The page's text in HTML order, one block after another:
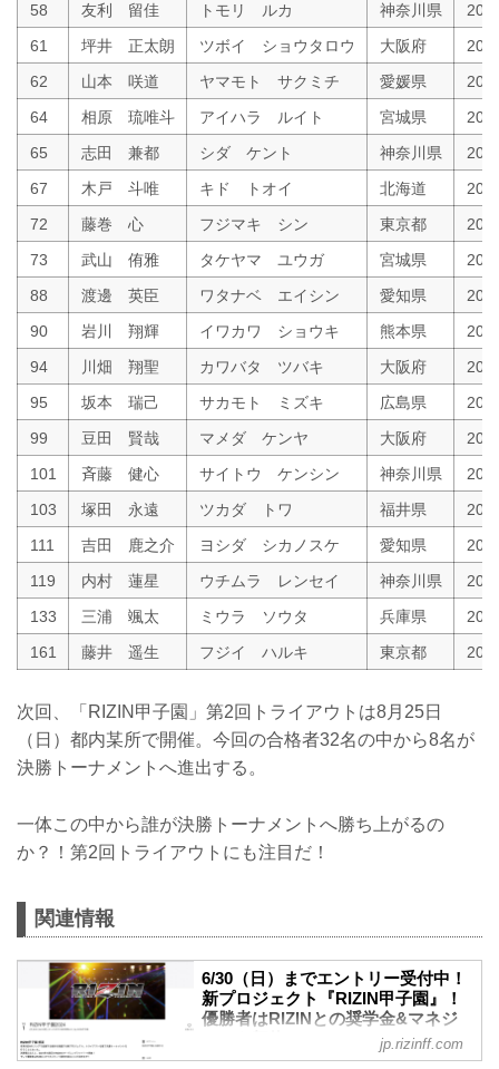
58
友利 留佳 トモリ ルカ 神奈川県
61
坪井 正太朗 ツボイ ショウタロウ 大阪府
62
山本 咲道 ヤマモト サクミチ 愛媛県
64
相原 琉唯斗 アイハラ ルイト 宮城県
65
志田 兼都 シダ ケント 神奈川県
67
木戸 斗唯 キド トオイ 北海道
72
藤巻 心 フジマキ シン 東京都
73
武山 侑雅 タケヤマ ユウガ 宮城県
88
渡邊 英臣 ワタナベ エイシン 愛知県
90
岩川 翔輝 イワカワ ショウキ 熊本県
94
川畑 翔聖 カワバタ ツバキ 大阪府
95
坂本 瑞己 サカモト ミズキ 広島県
99
豆田 賢哉 マメダ ケンヤ 大阪府
101
斉藤 健心 サイトウ ケンシン 神奈川県
103
塚田 永遠 ツカダ トワ 福井県
111
吉田 鹿之介 ヨシダ シカノスケ 愛知県
119
内村 蓮星 ウチムラ レンセイ 神奈川県
133
三浦 颯太 ミウラ ソウタ 兵庫県
161
藤井 遥生 フジイ ハルキ 東京都
次回、「RIZIN甲子園」第2回トライアウトは8月25日
（日）都内某所で開催。今回の合格者32名の中から8名が
決勝トーナメントへ進出する。
一体この中から誰が決勝トーナメントへ勝ち上がるの
か？！第2回トライアウトにも注目だ！
関連情報
6/30（日）までエントリー受付中！
新プロジェクト『RIZIN甲子園』！
優勝者はRIZINとの奨学⾦&マネジ
メント契約！ - RIZIN FIGHTING
FEDERATION オフィシャルサイト
jp.rizinff.com